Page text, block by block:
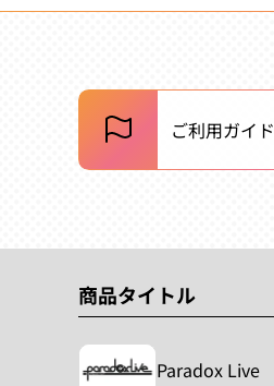
ご利用ガイド
商品タイトル
Paradox Live